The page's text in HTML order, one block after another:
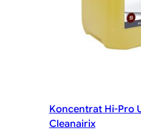
Koncentrat Hi-Pro
Cleanairix